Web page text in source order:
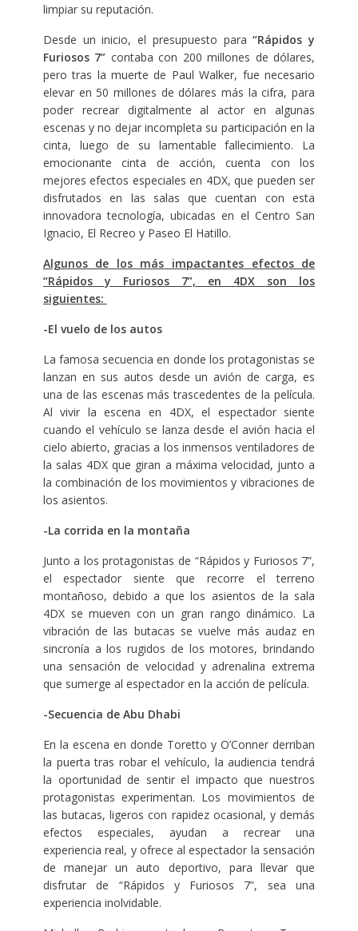
limpiar su reputación.
Desde un inicio, el presupuesto para“Rápidos y
Furiosos 7” contaba con 200 millones de dólares,
pero tras la muerte de Paul Walker, fue necesario
elevar en 50 millones de dólares más la cifra, para
poder recrear digitalmente al actor en algunas
escenas y no dejar incompleta su participación en la
cinta, luego de su lamentable fallecimiento. La
emocionante cinta de acción, cuenta con los
mejores efectos especiales en 4DX, que pueden ser
disfrutados en las salas que cuentan con esta
innovadora tecnología, ubicadas en el Centro San
Ignacio, El Recreo y Paseo El Hatillo.
Algunos de los más impactantes efectos de
“Rápidos y Furiosos 7”, en 4DX son los
siguientes:
-El vuelo de los autos
La famosa secuencia en donde los protagonistas se
lanzan en sus autos desde un avión de carga, es
una de las escenas más trascedentes de la película.
Al vivir la escena en 4DX, el espectador siente
cuando el vehículo se lanza desde el avión hacia el
cielo abierto, gracias a los inmensos ventiladores de
la salas 4DX que giran a máxima velocidad, junto a
la combinación de los movimientos y vibraciones de
los asientos.
-La corrida en la montaña
Junto a los protagonistas de “Rápidos y Furiosos 7”,
el espectador siente que recorre el terreno
montañoso, debido a que los asientos de la sala
4DX se mueven con un gran rango dinámico. La
vibración de las butacas se vuelve más audaz en
sincronía a los rugidos de los motores, brindando
una sensación de velocidad y adrenalina extrema
que sumerge al espectador en la acción de película.
-Secuencia de Abu Dhabi
En la escena en donde Toretto y O’Conner derriban
la puerta tras robar el vehículo, la audiencia tendrá
la oportunidad de sentir el impacto que nuestros
protagonistas experimentan. Los movimientos de
las butacas, ligeros con rapidez ocasional, y demás
efectos especiales, ayudan a recrear una
experiencia real, y ofrece al espectador la sensación
de manejar un auto deportivo, para llevar que
disfrutar de “Rápidos y Furiosos 7”, sea una
experiencia inolvidable.